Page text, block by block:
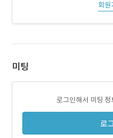
회원
미팅
로그인해서 미팅
로